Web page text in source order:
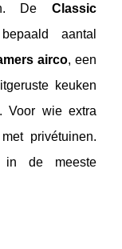
De Classic
aantal
airco, een
keuken
. Voor wie extra
privétuinen.
de meeste